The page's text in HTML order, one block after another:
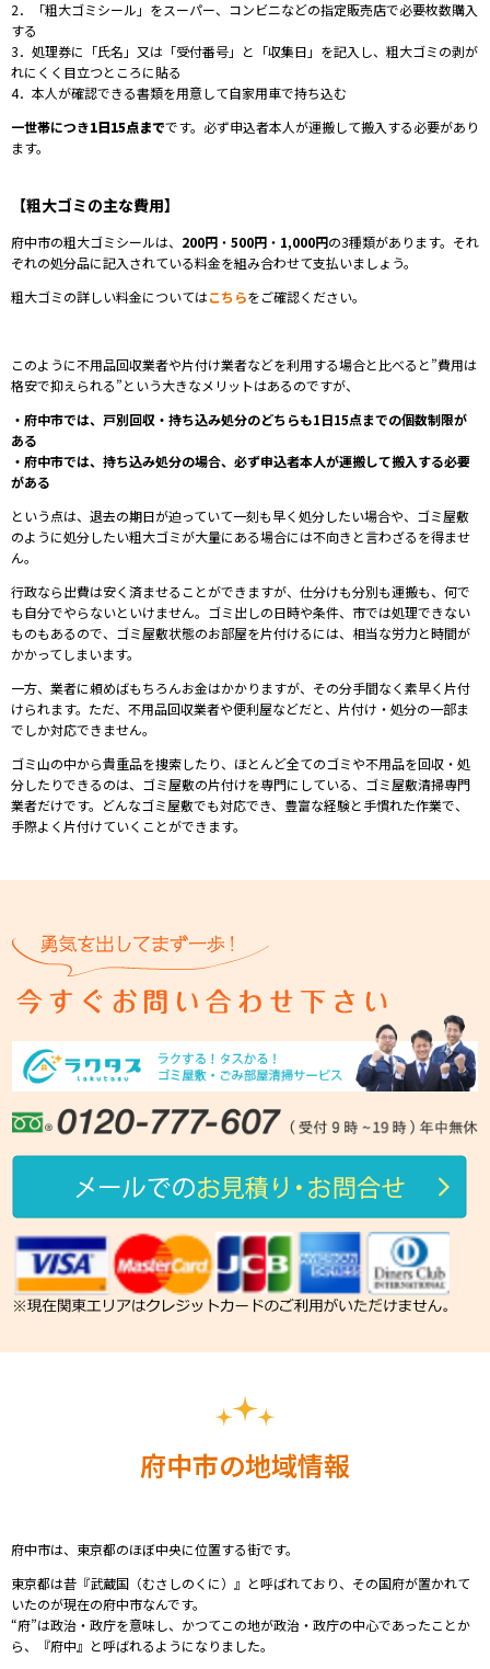
2．「粗大ゴミシール 」をスーパー、コンビニなどの指定販売店で必要枚数購入
する
3．処理券に「氏名」又は「受付番号」と「収集日」を記入し、 粗大ゴミの剥が
れにくく目立つところに貼る
4．本人が確認できる書類を用意して自家用車で持ち込む
一世帯につき1日15点までです。必ず申込者本人が運搬して搬入する必要があり
ます。
【粗大ゴミの主な費用】
府中市の粗大ゴミシールは、 200円 ・ 500円 ・ 1,000円の3種類があります。 それ
ぞれの処分品に記入されている料金を組み合わせて支払いましょう。
粗大ゴミの詳しい料金についてはこちらをご確認ください。
このように不用品回収業者や片付け業者などを利用する場合と比べると”費用は
格安で抑えられる”という大きなメリットはあるのですが、
・府中市では、戸別回収・持ち込み処分のどちらも1日15点までの個数制限が
ある
・府中市では、持ち込み処分の場合、 必ず申込者本人が運搬して搬入する必要
がある
という点は、 退去の期日が迫っていて一刻も早く処分したい場合や、ゴミ屋敷
のように処分したい粗大ゴミが大量にある場合には不向きと言わざるを得ませ
ん。
⾏政なら出費は安く済ませることができますが、仕分けも分別も運搬も、何で
も⾃分でやらないといけません。ゴミ出しの⽇時や条件、市では処理できない
ものもあるので、ゴミ屋敷状態のお部屋を⽚付けるには、相当な労⼒と時間が
かかってしまいます。
⼀⽅、業者に頼めばもちろんお⾦はかかりますが、その分⼿間なく素早く⽚付
けられます。ただ、不⽤品回収業者や便利屋などだと、⽚付け・処分の⼀部ま
でしか対応できません。
ゴミ⼭の中から貴重品を捜索したり、ほとんど全てのゴミや不⽤品を回収・処
分したりできるのは、ゴミ屋敷の⽚付けを専⾨にしている、ゴミ屋敷清掃専⾨
業者だけです。どんなゴミ屋敷でも対応でき、豊富な経験と⼿慣れた作業で、
⼿際よく⽚付けていくことができます。
府中市の地域情報
府中市は、東京都のほぼ中央に位置する街です。
東京都は昔『武蔵国（むさしのくに）』と呼ばれており、その国府が置かれて
いたのが現在の府中市なんです。
“府”は政治・政庁を意味し、かつてこの地が政治・政庁の中心であったことか
ら、『府中』と呼ばれるようになりました。